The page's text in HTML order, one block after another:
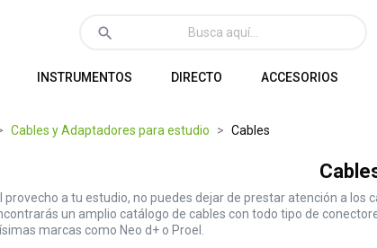
search
INSTRUMENTOS DIRECTO ACCESORIOS
Cables y Adaptadores para estudio Cables
a tu estudio, no puedes dejar de prestar atención a los
un amplio catálogo de cables con todo tipo de
marcas como Neo d+ o Proel.